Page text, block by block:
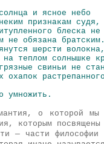
и ясное небо
признакам судя,
блеска
не обязана
шерсти
теплом солнышке
свиньи не
охапок
умножить.
,
о которой
, которым
— части